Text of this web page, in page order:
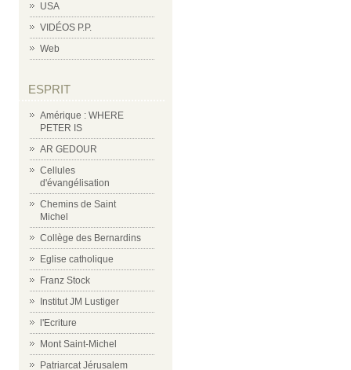
USA
VIDÉOS P.P.
Web
ESPRIT
Amérique : WHERE
PETER IS
AR GEDOUR
Cellules
d'évangélisation
Chemins de Saint
Michel
Collège des Bernardins
Eglise catholique
Franz Stock
Institut JM Lustiger
l'Ecriture
Mont Saint-Michel
Patriarcat Jérusalem